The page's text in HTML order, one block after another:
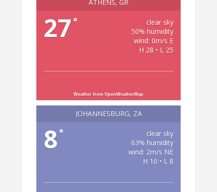
ATHENS, GR
27 °
clear sky
50% humidity
wind: 0m/s E
H 28 • L 25
Weather from OpenWeatherMap
JOHANNESBURG, ZA
8°
clear sky
63% humidity
wind: 2m/s NE
H 10 • L 8